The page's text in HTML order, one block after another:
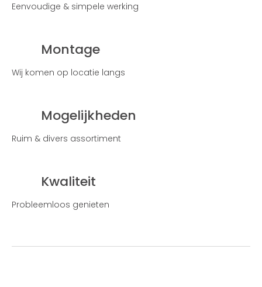
Eenvoudige & simpele werking
Montage
Wij komen op locatie langs
Mogelijkheden
Ruim & divers assortiment
Kwaliteit
Probleemloos genieten